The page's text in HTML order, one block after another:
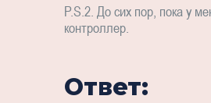
P.S.2. До сих пор, пока у
контроллер.
Ответ: